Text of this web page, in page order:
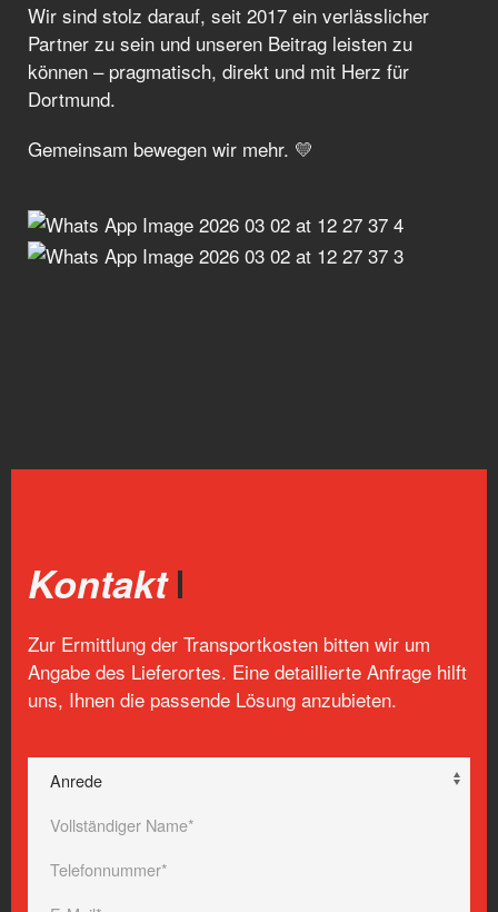
Wir sind stolz darauf, seit 2017 ein verlässlicher
Partner zu sein und unseren Beitrag leisten zu
können – pragmatisch, direkt und mit Herz für
Dortmund.
Gemeinsam bewegen wir mehr. 💛
Kontakt
Zur Ermittlung der Transportkosten bitten wir um
Angabe des Lieferortes. Eine detaillierte Anfrage hilft
uns, Ihnen die passende Lösung anzubieten.